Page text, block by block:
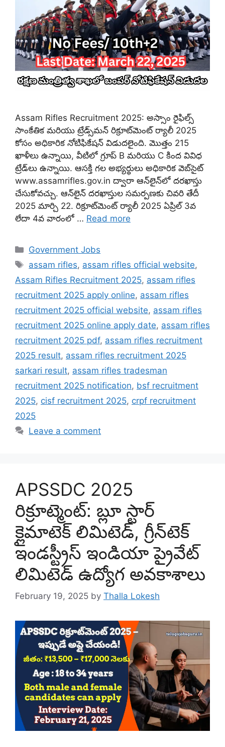
Assam Rifles Recruitment 2025: అస్సాం రైఫిల్స్
సాంకేతిక మరియు ట్రేడ్స్‌మన్ రిక్రూట్‌మెంట్ ర్యాలీ 2025
కోసం అధికారిక నోటిఫికేషన్ విడుదలైంది. మొత్తం 215
ఖాళీలు ఉన్నాయి, వీటిలో గ్రూప్ B మరియు C కింద వివిధ
ట్రేడ్‌లు ఉన్నాయి. ఆసక్తి గల అభ్యర్థులు అధికారిక వెబ్‌సైట్
www.assamrifles.gov.in ద్వారా ఆన్‌లైన్‌లో దరఖాస్తు
చేసుకోవచ్చు. ఆన్‌లైన్ దరఖాస్తుల సమర్పణకు చివరి తేదీ
2025 మార్చి 22. రిక్రూట్‌మెంట్ ర్యాలీ 2025 ఏప్రిల్ 3వ
లేదా 4వ వారంలో … Read more
Categories
Government Jobs
Tags
assam rifles, assam rifles official website,
Assam Rifles Recruitment 2025, assam rifles
recruitment 2025 apply online, assam rifles
recruitment 2025 official website, assam rifles
recruitment 2025 online apply date, assam rifles
recruitment 2025 pdf, assam rifles recruitment
2025 result, assam rifles recruitment 2025
sarkari result, assam rifles tradesman
recruitment 2025 notification, bsf recruitment
2025, cisf recruitment 2025, crpf recruitment
2025
Leave a comment
APSSDC 2025
రిక్రూట్మెంట్: బ్లూ స్టార్
క్లైమాటెక్ లిమిటెడ్, గ్రీన్‌టెక్
ఇండస్ట్రీస్ ఇండియా ప్రైవేట్
లిమిటెడ్ ఉద్యోగ అవకాశాలు
February 19, 2025 by Thalla Lokesh